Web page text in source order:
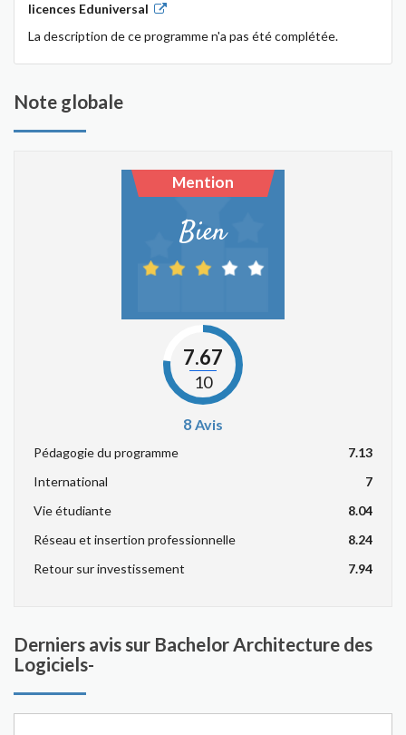
licences Eduniversal
La description de ce programme n'a pas été complétée.
Note globale
Mention
Bien
7.67
10
8Avis
Pédagogie du programme
7.13
International
7
Vie étudiante
8.04
Réseau et insertion professionnelle
8.24
Retour sur investissement
7.94
Derniers avis sur Bachelor Architecture des
Logiciels-